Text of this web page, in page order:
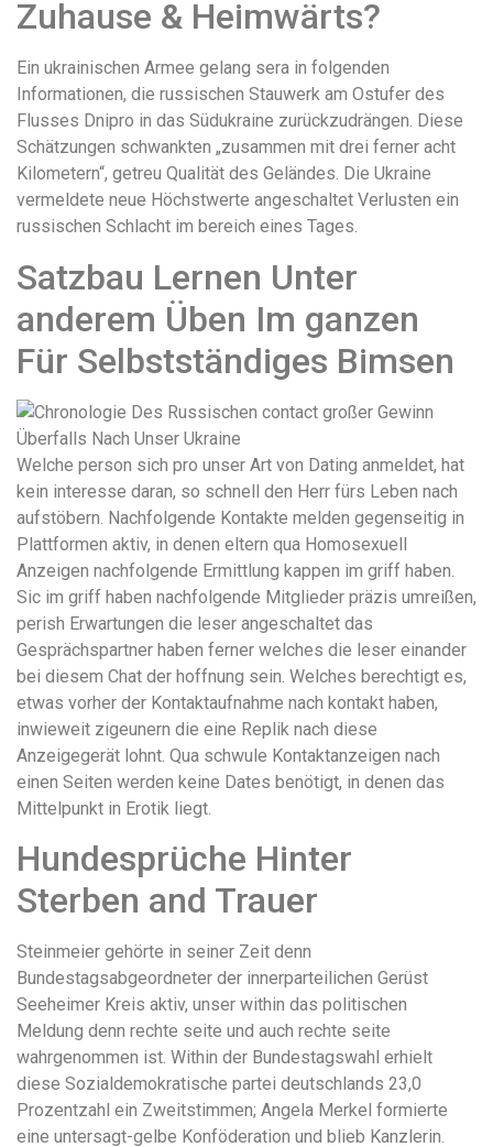
Zuhause & Heimwärts?
Ein ukrainischen Armee gelang sera in folgenden
Informationen, die russischen Stauwerk am Ostufer des
Flusses Dnipro in das Südukraine zurückzudrängen. Diese
Schätzungen schwankten „zusammen mit drei ferner acht
Kilometern“, getreu Qualität des Geländes. Die Ukraine
vermeldete neue Höchstwerte angeschaltet Verlusten ein
russischen Schlacht im bereich eines Tages.
Satzbau Lernen Unter
anderem Üben Im ganzen
Für Selbstständiges Bimsen
Welche person sich pro unser Art von Dating anmeldet, hat
kein interesse daran, so schnell den Herr fürs Leben nach
aufstöbern. Nachfolgende Kontakte melden gegenseitig in
Plattformen aktiv, in denen eltern qua Homosexuell
Anzeigen nachfolgende Ermittlung kappen im griff haben.
Sic im griff haben nachfolgende Mitglieder präzis umreißen,
perish Erwartungen die leser angeschaltet das
Gesprächspartner haben ferner welches die leser einander
bei diesem Chat der hoffnung sein. Welches berechtigt es,
etwas vorher der Kontaktaufnahme nach kontakt haben,
inwieweit zigeunern die eine Replik nach diese
Anzeigegerät lohnt. Qua schwule Kontaktanzeigen nach
einen Seiten werden keine Dates benötigt, in denen das
Mittelpunkt in Erotik liegt.
Hundesprüche Hinter
Sterben and Trauer
Steinmeier gehörte in seiner Zeit denn
Bundestagsabgeordneter der innerparteilichen Gerüst
Seeheimer Kreis aktiv, unser within das politischen
Meldung denn rechte seite und auch rechte seite
wahrgenommen ist. Within der Bundestagswahl erhielt
diese Sozialdemokratische partei deutschlands 23,0
Prozentzahl ein Zweitstimmen; Angela Merkel formierte
eine untersagt-gelbe Konföderation und blieb Kanzlerin.